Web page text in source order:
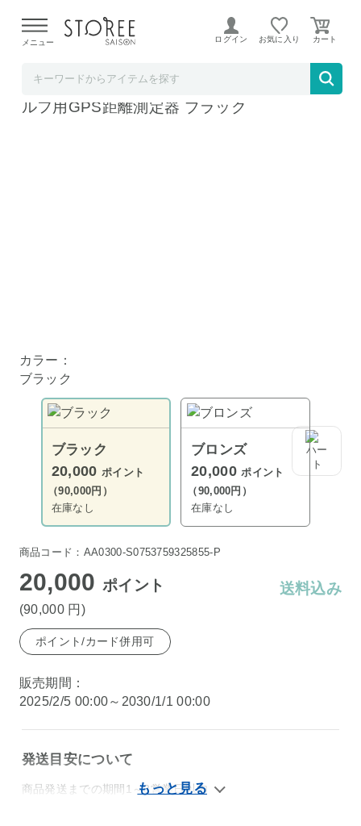
よる配送遅延が発生しております。
メニュー ログイン お気に入り
ガーミン アプローチ S70 47mm 腕時計型 ゴ
ルフ用GPS距離測定器 ブラック
カラー：
ブラック
ブラック
20,000ポイント
（90,000円）
在庫なし
ブロンズ
20,000ポイント
（90,000円）
在庫なし
商品コード：AA0300-S0753759325855-P
20,000ポイント
(90,000 円 )
送料込み
ポイント/カード併用可
販売期間：
2025/2/5 00:00～2030/1/1 00:00
発送目安について
商品発送までの期間1～3営業日以内